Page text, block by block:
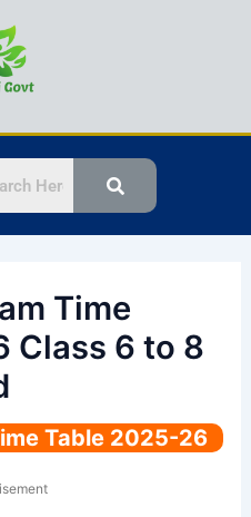
Time
Class 6 to 8
Table 2025-26